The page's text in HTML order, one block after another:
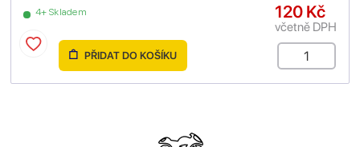
4+ Skladem 120 Kč
včetně DPH
PŘIDAT DO KOŠÍKU